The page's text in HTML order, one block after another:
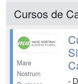
Cursos de
Mare
Nostrum
-